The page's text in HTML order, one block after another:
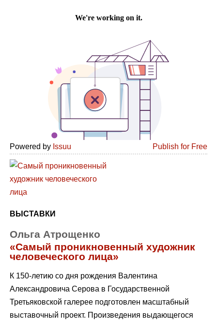
Powered by Issuu Publish for Free
ВЫСТАВКИ
Ольга Атрощенко
«Самый проникновенный художник
человеческого лица»
К 150-летию со дня рождения Валентина
Александровича Серова в Государственной
Третьяковской галерее подготовлен масштабный
выставочный проект. Произведения выдающегося